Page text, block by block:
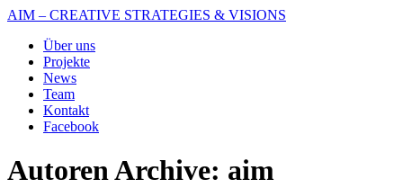
AIM – CREATIVE STRATEGIES & VISIONS
Über uns
Projekte
News
Team
Kontakt
Facebook
Autoren Archive: aim